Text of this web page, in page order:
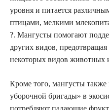
уровня и питается
птицами, мелкими
?. Мангусты помогают
других видов,
некоторых видов животных
Кроме того, мангусты
уборочной бригады» в